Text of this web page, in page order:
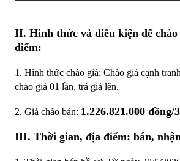
II. Hình thức và điều kiện để
điểm:
1. Hình thức chào giá: Chào giá cạnh
chào giá 01 lần, trả giá lên.
2. Giá chào bán: 1.226.821.000 đồng/
III. Thời gian, địa điểm: bán,